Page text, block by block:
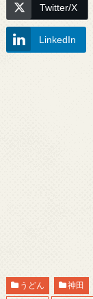
Twitter/X
LinkedIn
うどん
神田